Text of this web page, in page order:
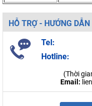
HỖ TRỢ - HƯỚNG DẪN
Tel:
Hotline:
(Thời
Email: